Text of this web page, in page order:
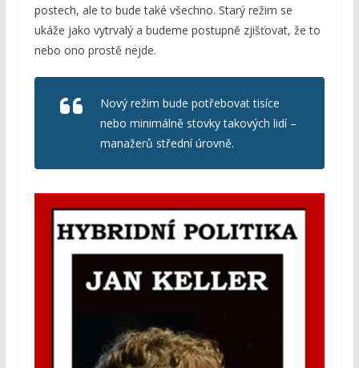
postech, ale to bude také všechno. Starý režim se
ukáže jako vytrvalý a budeme postupně zjišťovat, že to
nebo ono prostě nejde.
Nový režim bude potřebovat tisíce
nebo minimálně stovky takových lidí –
manažerů střední úrovně.